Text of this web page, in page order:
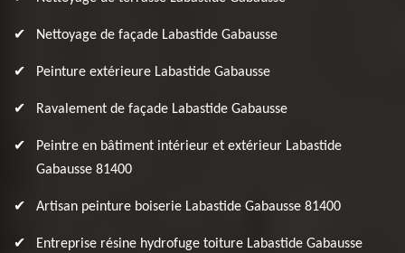
Nettoyage de façade Labastide Gabausse
Peinture extérieure Labastide Gabausse
Ravalement de façade Labastide Gabausse
Peintre en bâtiment intérieur et extérieur Labastide
Gabausse 81400
Artisan peinture boiserie Labastide Gabausse 81400
Entreprise résine hydrofuge toiture Labastide Gabausse